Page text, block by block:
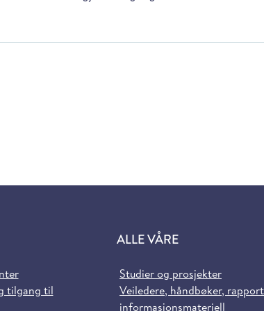
tilgang til
ALLE VÅRE
Studier og prosjekter
Veiledere, håndbøker,
informasjonsmateriell